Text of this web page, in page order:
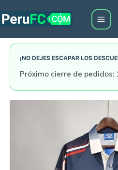
to
Main
¡NO DEJES ESCAPAR LOS
Próximo cierre de pedidos: